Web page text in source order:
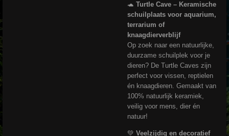
🐢 Turtle Cave – Keramische
schuilplaats voor aquarium,
terrarium of
knaagdierverblijf
Op zoek naar een natuurlijke,
duurzame schuilplek voor je
dieren? De Turtle Caves zijn
perfect voor vissen, reptielen
én knaagdieren. Gemaakt van
100% natuurlijk keramiek,
veilig voor mens, dier én
natuur!
💚 Veelzijdig en decoratief